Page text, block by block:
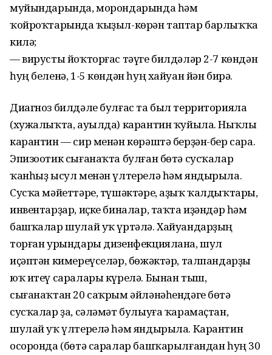
муйындарында, морондарында һәм
ҡойроҡтарында ҡыҙыл-көрән таптар барлыҡҡа
килә;
— вирусты йоҡторғас тәүге билдәләр 2-7 көндән
һуң беленә, 1-5 көндән һуң хайуан йән бирә.
Диагноз билдәле булғас та был территорияла
(хужалыҡта, ауылда) карантин ҡуйыла. Ныҡлы
карантин — сир менән көрәштә берҙән-бер сара.
Эпизоотик сығанаҡта булған бөтә сусҡалар
ҡанһыҙ ысул менән үлтерелә һәм яндырыла.
Сусҡа мәйеттәре, түшәктәре, аҙыҡ ҡалдыҡтары,
инвентарҙар, иҫке биналар, таҡта иҙәндәр һәм
башҡалар шулай уҡ үртәлә. Хайуандарҙың
торған урындары дизенфекциялана, шул
иҫәптән кимереүселәр, бөжәктәр, талпандарҙы
юҡ итеү саралары күрелә. Бынан тыш,
сығанаҡтан 20 саҡрым әйләнәһендәге бөтә
сусҡалар ҙа, сәләмәт булыуға ҡарамаҫтан,
шулай уҡ үлтерелә һәм яндырыла. Карантин
осоронда (бөтә саралар башҡарылғандан һуң 30